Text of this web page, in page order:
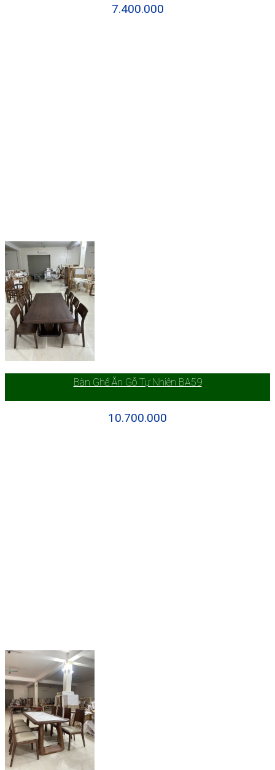
7.400.000
Bàn Ghế Ăn Gỗ Tự Nhiên BA59
10.700.000